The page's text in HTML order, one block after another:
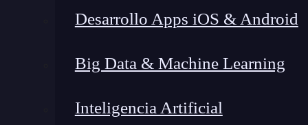
Desarrollo Apps iOS & Android
Big Data & Machine Learning
Inteligencia Artificial
¿Qué es la
Lucia Gómez Salgado